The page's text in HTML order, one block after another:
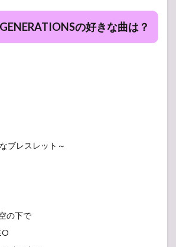
の好きな曲は？
ブレスレット～
の下で